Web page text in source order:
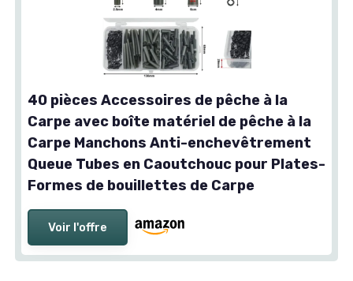
40 pièces Accessoires de pêche à la
Carpe avec boîte matériel de pêche à la
Carpe Manchons Anti-enchevêtrement
Queue Tubes en Caoutchouc pour Plates-
Formes de bouillettes de Carpe
Voir l'offre